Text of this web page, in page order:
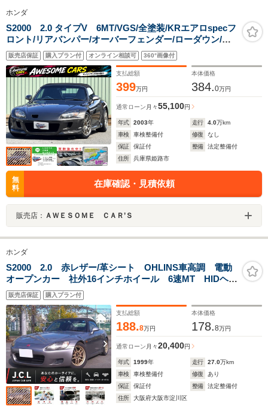
ホンダ
S2000 2.0 タイプV 6MT/VGS/全塗装/KRエアロspecフ
ロント/リアバンパー/オーバーフェンダー/ローダウン/無
限エキマニ/BRIDEセミバケットシート/チーム国光フロン
トストラットタワーバー/WedsSport TC105X 18AW/タイ
プVステアリング/ETC
販売店保証 購入プラン付 オンライン相談可 360°画像付
支払総額
399万円
本体価格
384.0万円
通常ローン 月々55,100円
年式 2003年 走行 4.0万km
車検
車検整備付 修復
なし
保証
保証付 整備
法定整備付
住所
兵庫県姫路市
無
料
在庫確認・見積依頼
販売店： ＡＷＥＳＯＭＥ ＣＡＲ’Ｓ
ホンダ
S2000 2.0 赤レザー/革シート OHLINS車高調 電動
オープンカー 社外16インチホイール 6速MT HIDヘッ
ドライト ETC車載器 車検整備付き ローダウン エ
ンジンプッシュスタート
販売店保証 購入プラン付
支払総額
188.8万円
本体価格
178.8万円
通常ローン 月々20,400円
年式 1999年 走行 27.0万km
車検
車検整備付 修復
あり
保証
保証付 整備
法定整備付
住所
大阪府大阪市淀川区